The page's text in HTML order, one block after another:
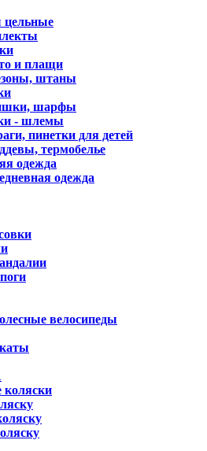
цельные
и плащи
штаны
шарфы
- шлемы
пинетки для детей
термобелье
одежда
одежда
велосипеды
коляски